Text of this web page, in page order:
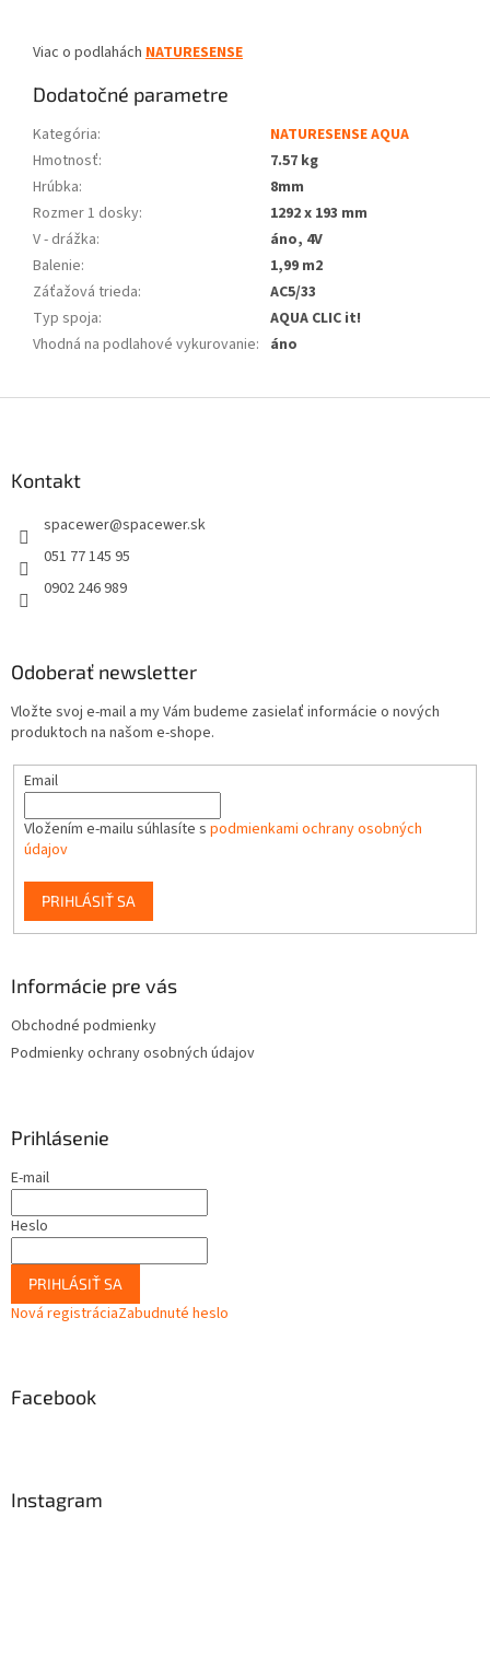
Viac o podlahách NATURESENSE
Dodatočné parametre
Kategória:
NATURESENSE AQUA
Hmotnosť:
7.57 kg
Hrúbka:
8mm
Rozmer 1 dosky:
1292 x 193 mm
V - drážka:
áno, 4V
Balenie:
1,99 m2
Záťažová trieda:
AC5/33
Typ spoja:
AQUA CLIC it!
Vhodná na podlahové vykurovanie: áno
Kontakt
spacewer@spacewer.sk
051 77 145 95
0902 246 989
Odoberať newsletter
Vložte svoj e-mail a my Vám budeme zasielať informácie o nových
produktoch na našom e-shope.
Email
Vložením e-mailu súhlasíte s podmienkami ochrany osobných
údajov
PRIHLÁSIŤ SA
Informácie pre vás
Obchodné podmienky
Podmienky ochrany osobných údajov
Prihlásenie
E-mail
Heslo
PRIHLÁSIŤ SA
Nová registráciaZabudnuté heslo
Facebook
Instagram